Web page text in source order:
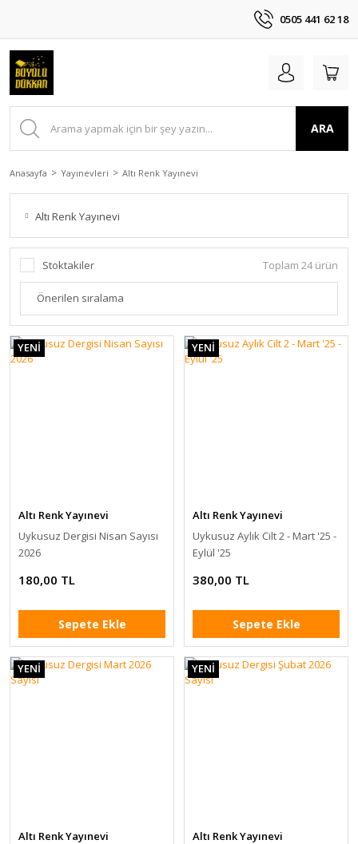
0505 441 62 18
ARA
Anasayfa Yayınevleri Altı Renk Yayınevi
Altı Renk Yayınevi
Stoktakiler Toplam 24 ürün
YENİ
Altı Renk Yayınevi
Uykusuz Dergisi Nisan Sayısı
2026
180,00 TL
Sepete Ekle
YENİ
Altı Renk Yayınevi
Uykusuz Aylık Cilt 2 - Mart '25 -
Eylül '25
380,00 TL
Sepete Ekle
YENİ
Altı Renk Yayınevi
YENİ
Altı Renk Yayınevi